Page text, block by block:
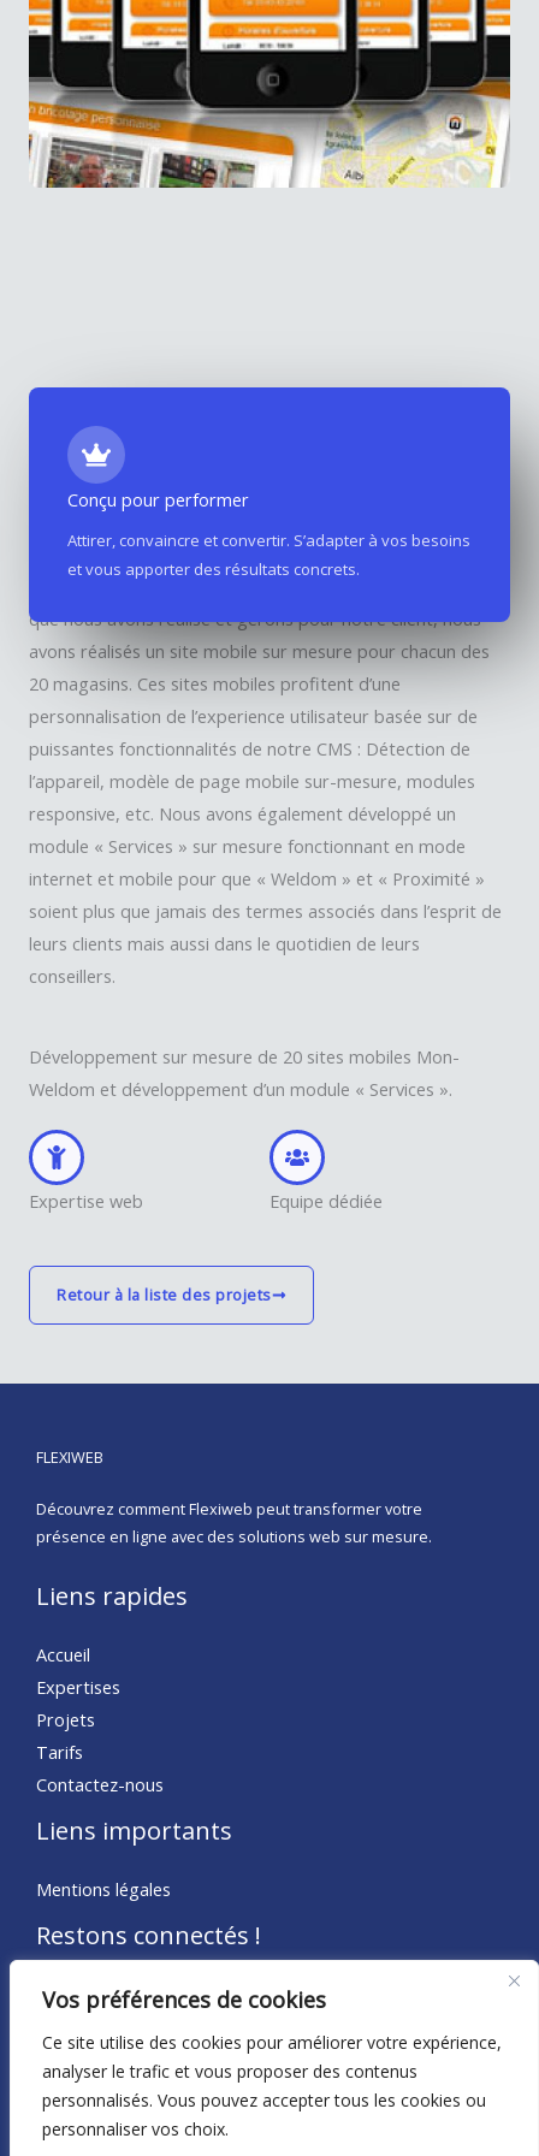
Vos préférences de cookies
Ce site utilise des cookies pour améliorer votre expérience,
analyser le trafic et vous proposer des contenus
personnalisés. Vous pouvez accepter tous les cookies ou
personnaliser vos choix.
Conçu pour performer
Attirer, convaincre et convertir. S’adapter à vos besoins
et vous apporter des résultats concrets.
Sites mobiles mon-weldom
En nous appuyant sur les sites internet « Mon-Weldom »
que nous avons réalisé et gérons pour notre client, nous
avons réalisés un site mobile sur mesure pour chacun des
20 magasins. Ces sites mobiles profitent d’une
personnalisation de l’experience utilisateur basée sur de
puissantes fonctionnalités de notre CMS : Détection de
l’appareil, modèle de page mobile sur-mesure, modules
responsive, etc. Nous avons également développé un
module « Services » sur mesure fonctionnant en mode
internet et mobile pour que « Weldom » et « Proximité »
soient plus que jamais des termes associés dans l’esprit de
leurs clients mais aussi dans le quotidien de leurs
conseillers.
Développement sur mesure de 20 sites mobiles Mon-
Weldom et développement d’un module « Services ».
Expertise web Equipe dédiée
Retour à la liste des projets
FLEXIWEB
Découvrez comment Flexiweb peut transformer votre
présence en ligne avec des solutions web sur mesure.
Liens rapides
Accueil
Expertises
Projets
Tarifs
Contactez-nous
Liens importants
Mentions légales
Restons connectés !
Rejoignez notre communauté, développez votre réseau et
faites prospérer votre entreprise.